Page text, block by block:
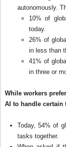
autonomously.
10% of
today.
26% of
in less than
41% of
in three or
While workers
AI to handle certain
Today, 54% of
tasks together.